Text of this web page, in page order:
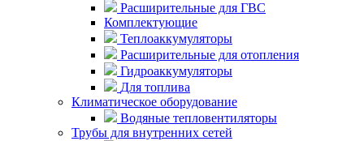
Расширительные для ГВС
Комплектующие
Теплоаккумуляторы
Расширительные для отопления
Гидроаккумуляторы
Для топлива
Климатическое оборудование
Водяные тепловентиляторы
Трубы для внутренних сетей